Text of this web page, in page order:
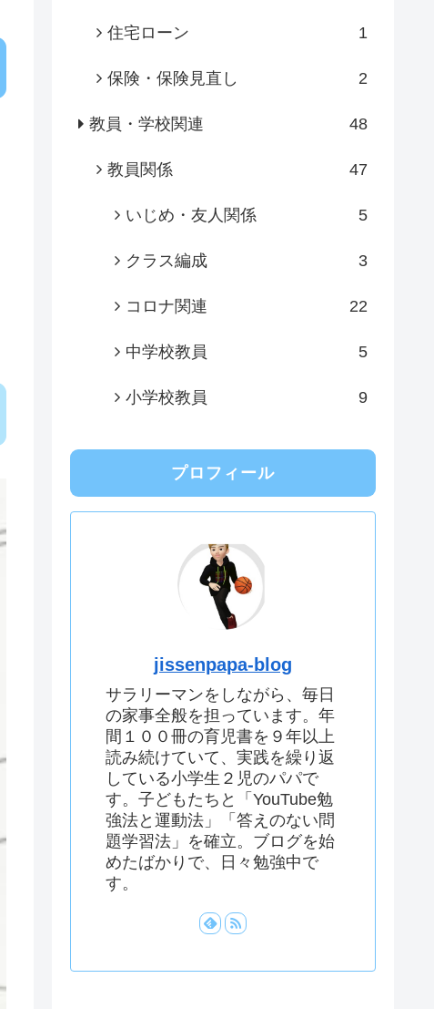
住宅ローン 1
保険・保険見直し 2
教員・学校関連 48
教員関係 47
いじめ・友人関係 5
クラス編成 3
コロナ関連 22
中学校教員 5
小学校教員 9
プロフィール
jissenpapa-blog
サラリーマンをしながら、毎日
の家事全般を担っています。年
間１００冊の育児書を９年以上
読み続けていて、実践を繰り返
している小学生２児のパパで
す。子どもたちと「YouTube勉
強法と運動法」「答えのない問
題学習法」を確立。ブログを始
めたばかりで、日々勉強中で
す。